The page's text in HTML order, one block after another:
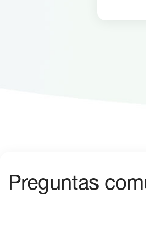
Preguntas